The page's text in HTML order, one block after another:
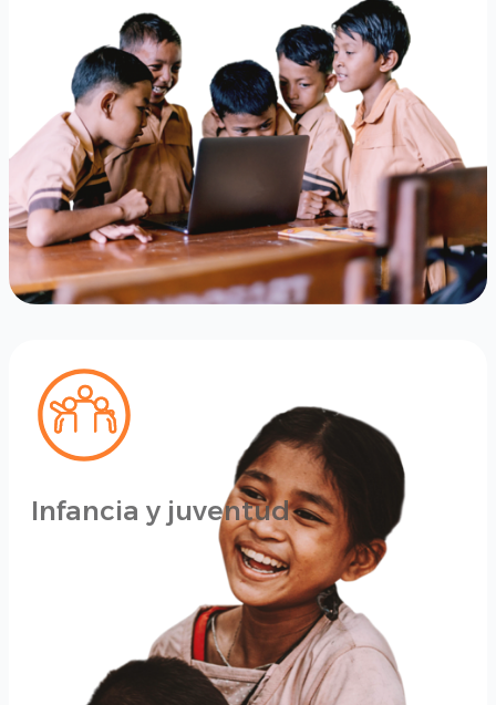
Infancia y juventud